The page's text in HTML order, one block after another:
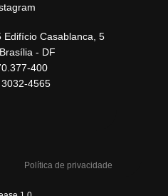
Edifício Casablanca, 5
- DF
400
4565
Política de privacidade